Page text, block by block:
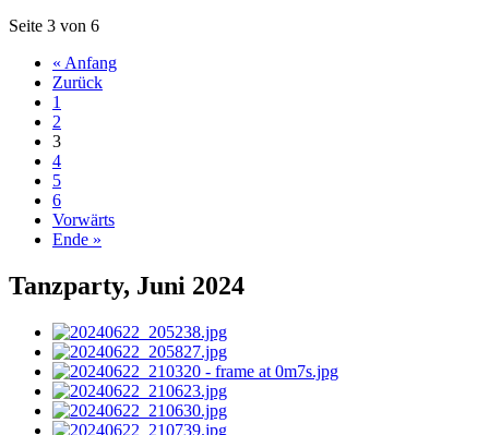
Seite 3 von 6
« Anfang
Zurück
1
2
3
4
5
6
Vorwärts
Ende »
Tanzparty, Juni 2024